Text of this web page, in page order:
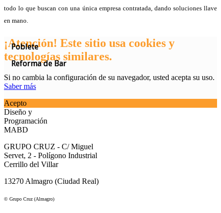
todo lo que buscan con una única empresa contratada, dando soluciones llave
en mano.
Poblete
Reforma de Bar
Poblete
Reforma de Bar
Poblete
Reforma de Bar
¡Atención! Este sitio usa cookies y
tecnologías similares.
Si no cambia la configuración de su navegador, usted acepta su uso.
Saber más
Acepto
Diseño y
Programación
MABD
GRUPO CRUZ - C/ Miguel
Servet, 2 - Polígono Industrial
Cerrillo del Villar
13270 Almagro (Ciudad Real)
© Grupo Cruz (Almagro)